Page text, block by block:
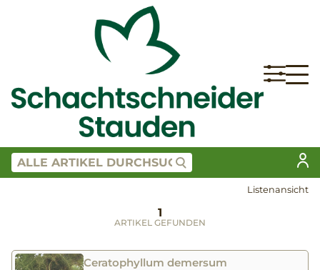
Listenansicht
1
ARTIKEL GEFUNDEN
Ceratophyllum demersum